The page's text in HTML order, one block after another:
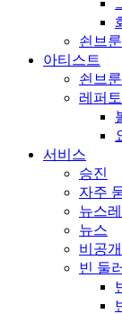
쇤브
아티스트
쇤브
레퍼토
서비스
승진
자주
뉴스
뉴스
비공
빈 둘